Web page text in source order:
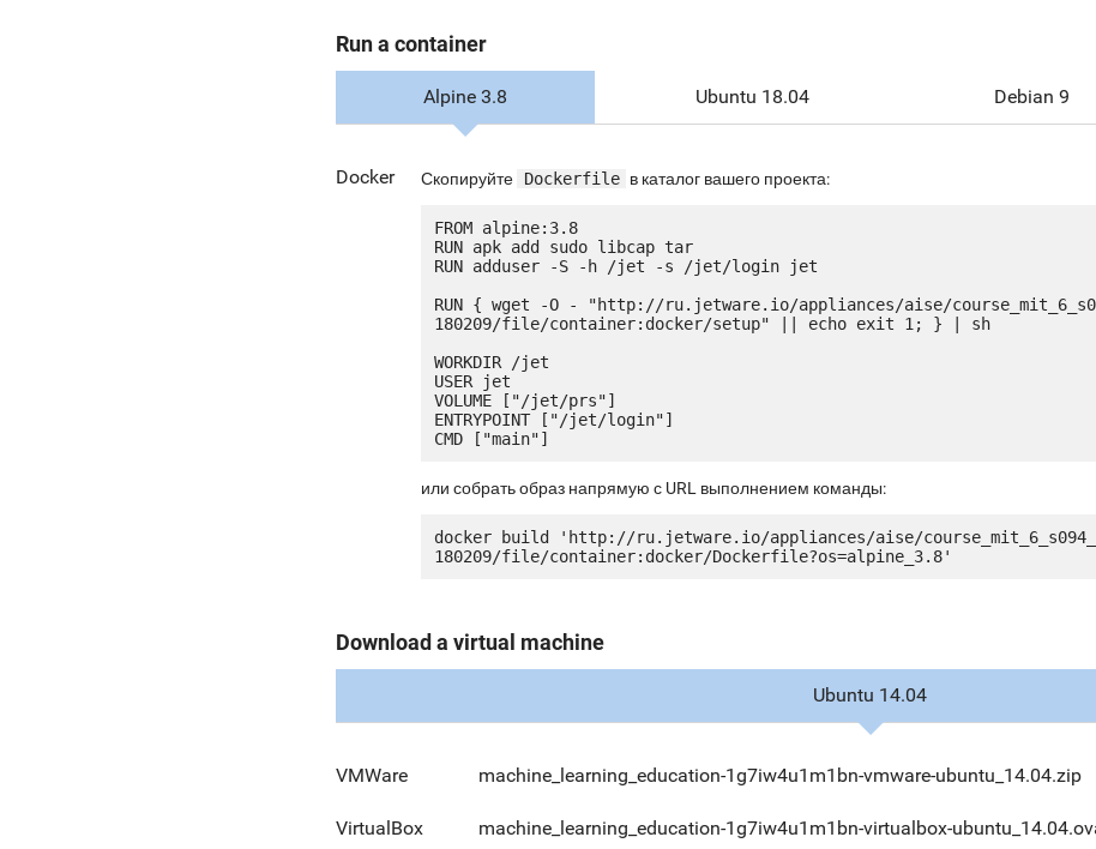
Run a container
Alpine 3.8 Ubuntu 18.04 Debian 9
Docker Скопируйте Dockerfile в каталог вашего проекта:
FROM alpine:3.8
RUN apk add sudo libcap tar
RUN adduser -S -h /jet -s /jet/login jet
RUN { wget -O - "http://ru.jetware.io/appliances/aise/
180209/file/container:docker/setup" || echo exit 1; } | sh
WORKDIR /jet
USER jet
VOLUME ["/jet/prs"]
ENTRYPOINT ["/jet/login"]
или собрать образ напрямую с URL выполнением команды:
docker build 'http://ru.jetware.io/appliances/aise/
Download a virtual machine
Ubuntu 14.04
VMWare machine_learning_education-1g7iw4u1m1bn-vmware-ubuntu_14.04.zip
VirtualBox machine_learning_education-1g7iw4u1m1bn-virtualbox-